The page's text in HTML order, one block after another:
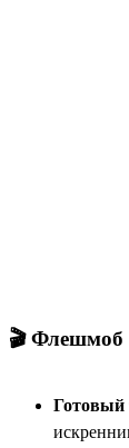
🎬 Флешмоб
Готовый